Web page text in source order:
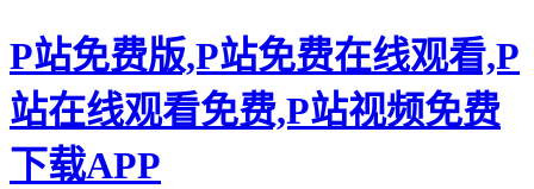
P站免费版,P站免费在线观看,P
站在线观看免费,P站视频免费
下载APP